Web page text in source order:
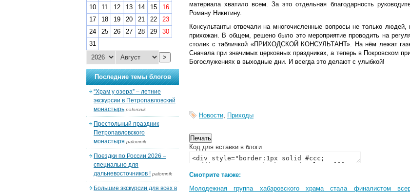
материала хватило всем. За это отдельная благодарность
Роману Никитину.
Консультанты отвечали на многочисленные вопросы не только
прихожан. В общем, решено было это мероприятие проводить на
столик с табличкой «ПРИХОДСКОЙ КОНСУЛЬТАНТ». На нём лежат
Сначала при значимых церковных праздниках, а теперь в Покровском
Богослужениях в выходные дни. И всегда это делают с улыбкой!
Новости, Приходы
Код для вставки в блоги
Смотрите также:
Молодежная группа хабаровского храма стала финалистом
10
11 12 13 14 15
16
17
18 19 20 21 22
23
24
25 26 27 28 29
30
31
>
Последние темы блогов
“Храм у озера” – летние
экскурсии в Петропавловский
монастырь palomnik
Престольный праздник
Петропавловского
монастыря palomnik
Поездки по России 2026 –
специально для
дальневосточников ! palomnik
Большие экскурсии для всех в